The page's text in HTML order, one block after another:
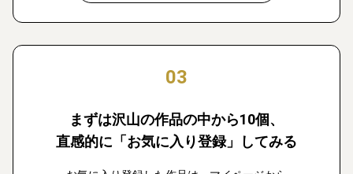
03
まずは沢山の作品の中から10個、
直感的に「お気に入り登録」してみる